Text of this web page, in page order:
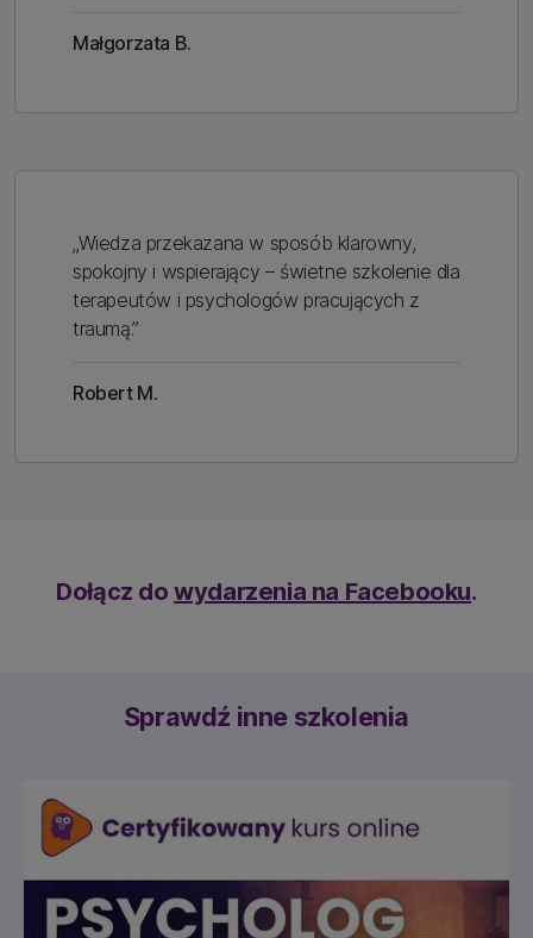
Małgorzata B.
„Wiedza przekazana w sposób klarowny,
spokojny i wspierający – świetne szkolenie dla
terapeutów i psychologów pracujących z
traumą.”
Robert M.
Dołącz dowydarzenia na Facebooku.
Sprawdź inne szkolenia